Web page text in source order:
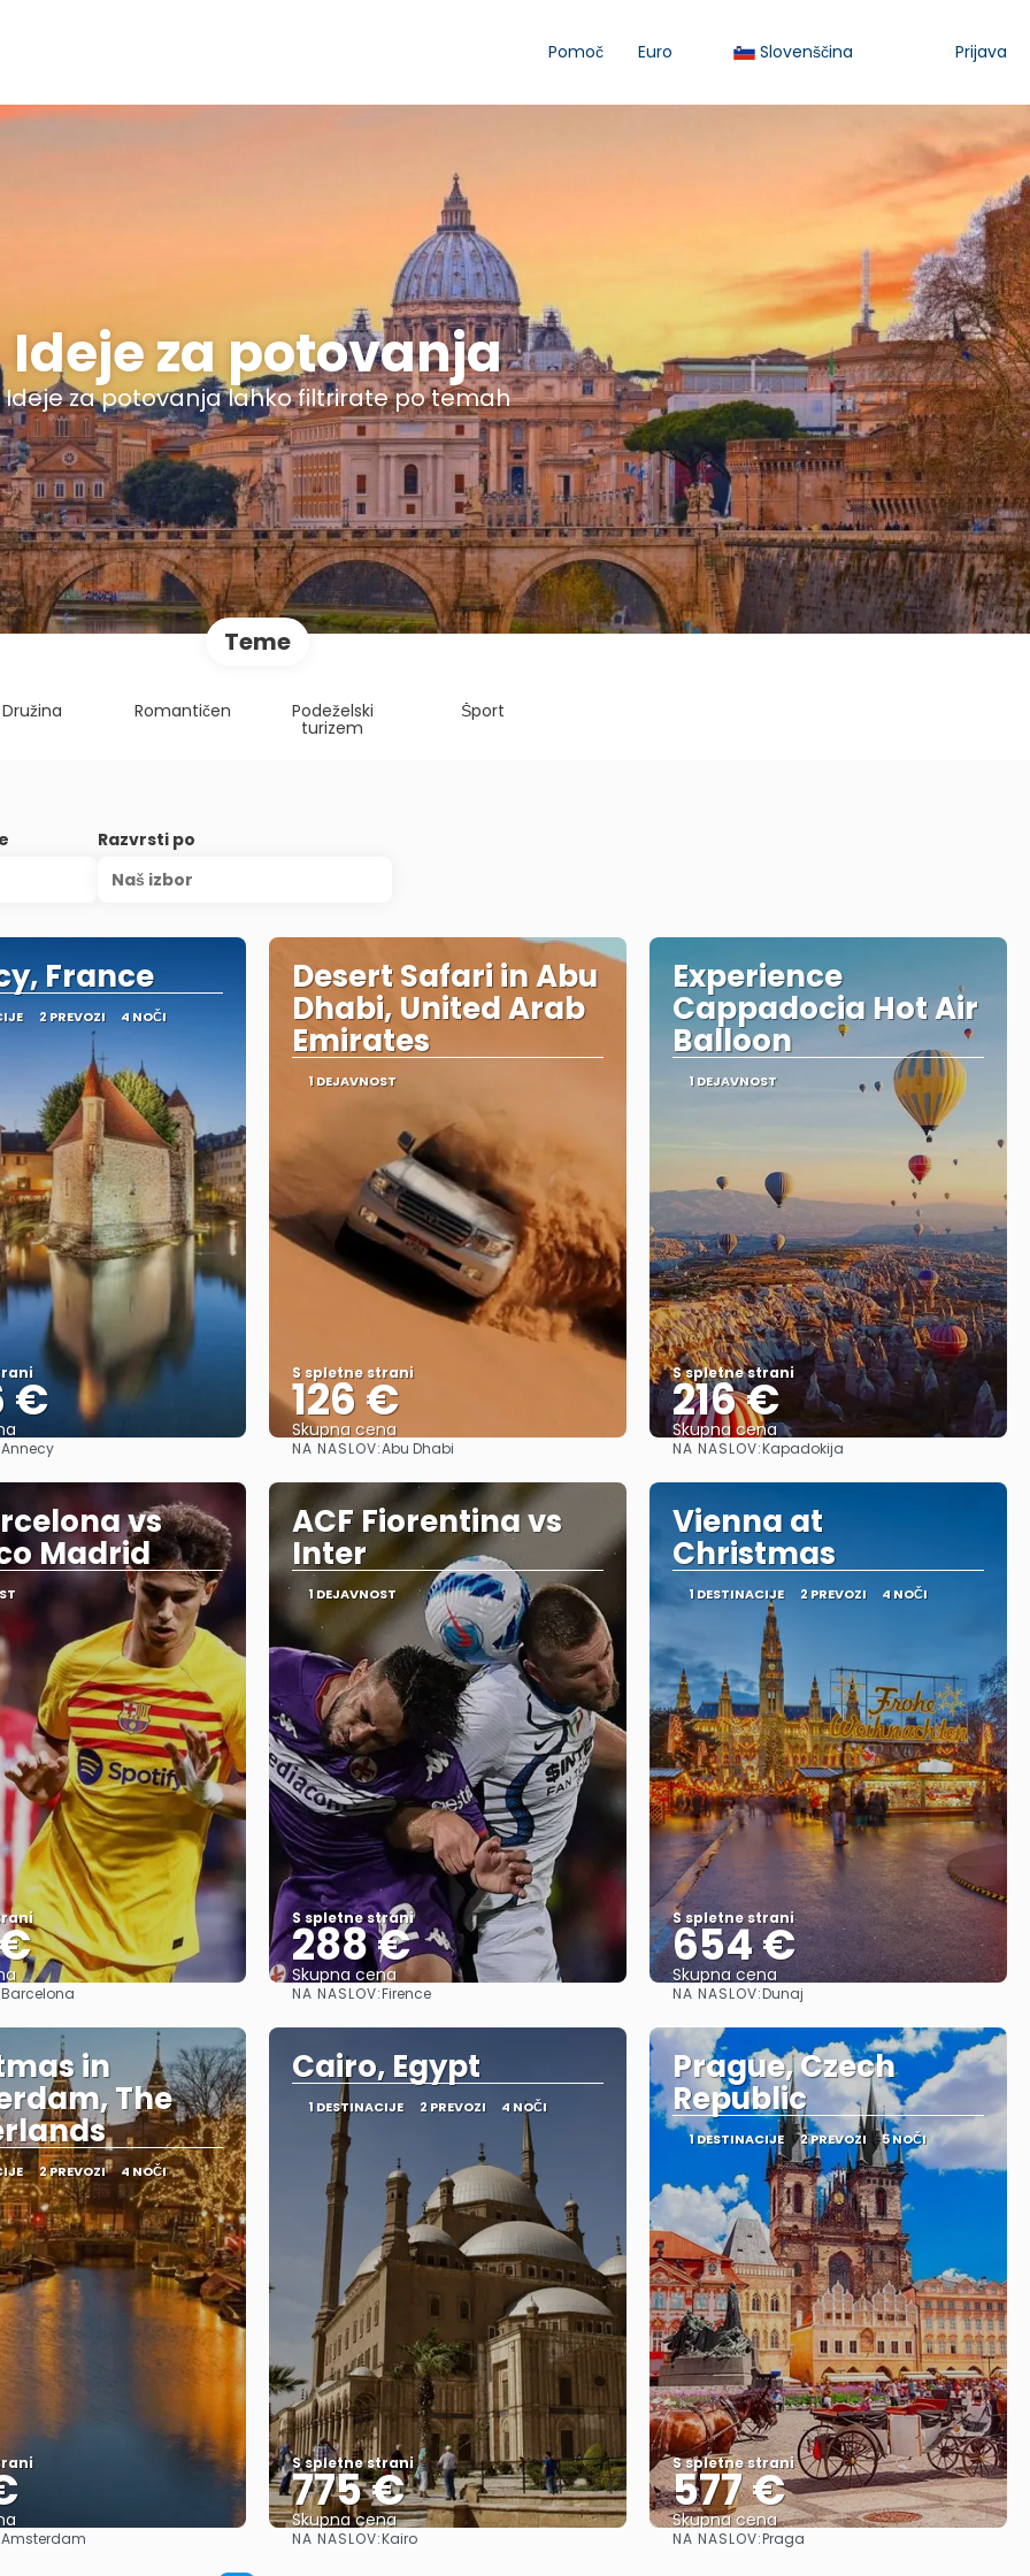
Pomoč Euro Slovenščina Prijava
Ideje za potovanja
Ideje za potovanja lahko filtrirate po temah
Teme
Družina Romantičen Podeželski
turizem
Šport
Razvrsti po
Naš izbor
France
2 PREVOZI 4 NOČI
€
Glej .
Annecy
Desert Safari in Abu
Dhabi, United Arab
Emirates
1 DEJAVNOST
S spletne strani
126 €
Skupna cena
Glej .
NA NASLOV:Abu Dhabi
Experience
Cappadocia Hot Air
Balloon
1 DEJAVNOST
S spletne strani
216 €
Skupna cena
Glej .
NA NASLOV:Kapadokija
vs
Madrid
Glej .
Barcelona
ACF Fiorentina vs
Inter
1 DEJAVNOST
S spletne strani
288 €
Skupna cena
Glej .
NA NASLOV:Firence
Vienna at
Christmas
1 DESTINACIJE 2 PREVOZI 4 NOČI
S spletne strani
654 €
Skupna cena
NA NASLOV:Dunaj
in
The
2 PREVOZI 4 NOČI
Glej .
Amsterdam
Cairo, Egypt
1 DESTINACIJE 2 PREVOZI 4 NOČI
S spletne strani
775 €
Skupna cena
NA NASLOV:Kairo
Prague, Czech
Republic
1 DESTINACIJE 2 PREVOZI 5 NOČI
S spletne strani
577 €
Skupna cena
NA NASLOV:Praga